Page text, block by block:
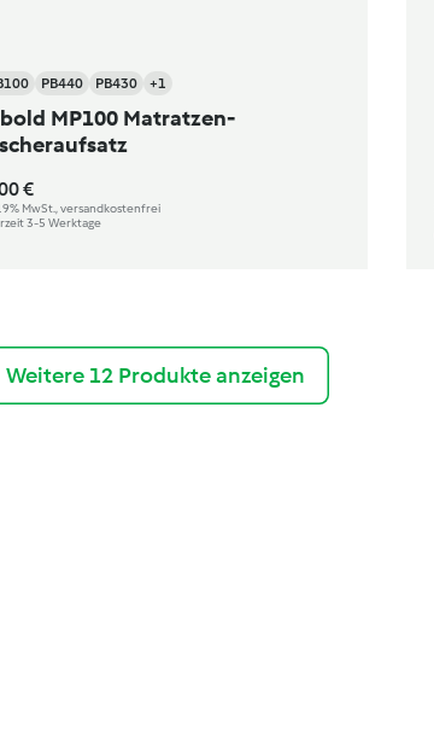
PB440 PB430 +1
MP100 Matratzen-
€
MwSt., versandkostenfrei
3-5 Werktage
Weitere 12 Produkte anzeigen